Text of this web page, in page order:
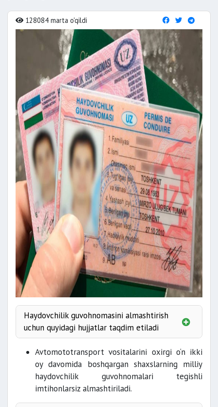
128084 marta o'qildi
Haydovchilik guvohnomasini almashtirish
uchun quyidagi hujjatlar taqdim etiladi
haydovchilik guvohnomasi va
uning taloni;
davlat boji
Avtomototransport vositalarini oxirgi o‘n ikki
oy davomida boshqargan shaxslarning milliy
haydovchilik guvohnomalari tegishli
imtihonlarsiz almashtiriladi.